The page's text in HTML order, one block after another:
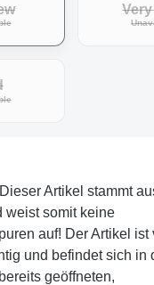
Artikel stammt
weist somit keine
auf! Der Artikel ist
und befindet sich in
geöffneten,